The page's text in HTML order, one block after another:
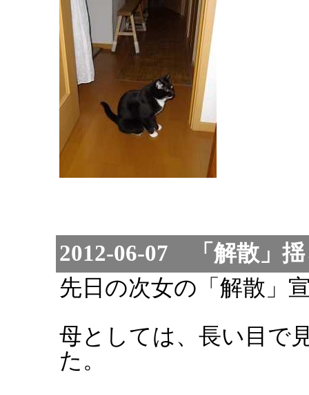
2012-06-07 「解散」
先日の次女の「解散」
母としては、長い目で
た。